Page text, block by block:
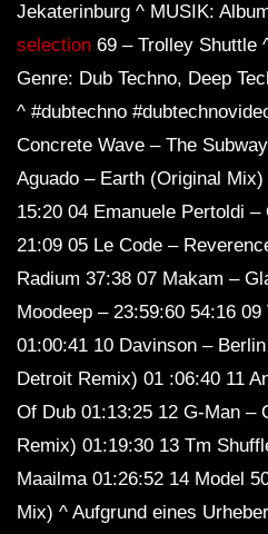
Jekaterinburg ^ MUSIK:
selection 69 – Trolley Shuttle
Genre: Dub Techno, Deep
^ #dubtechno
Concrete Wave – The
Aguado – Earth (Original
15:20 04 Emanuele Pertoldi
21:09 05 Le Code –
Radium 37:38 07 Makam –
Moodeep – 23:59:60 54:16
01:00:41 10 Davinson –
Detroit Remix) 01 :06:40 11
Of Dub 01:13:25 12 G-Man –
Remix) 01:19:30 13 Tm
Maailma 01:26:52 14 Model
Mix) ^ Aufgrund eines